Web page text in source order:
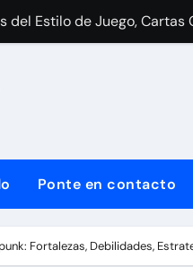
Estrategias
Estrategias
Tácticas, Contrarrestos
Ponte en contacto
Fortalezas, Debilidades,